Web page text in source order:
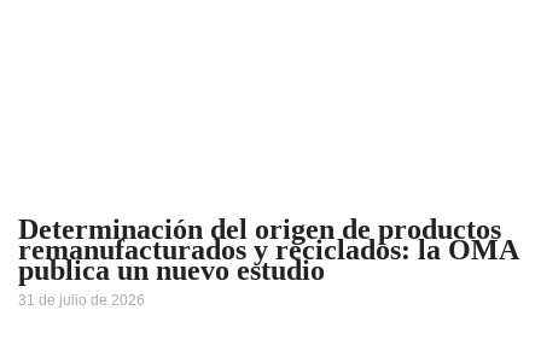
Determinación del origen de productos
remanufacturados y reciclados: la OMA
publica un nuevo estudio
31 de julio de 2026